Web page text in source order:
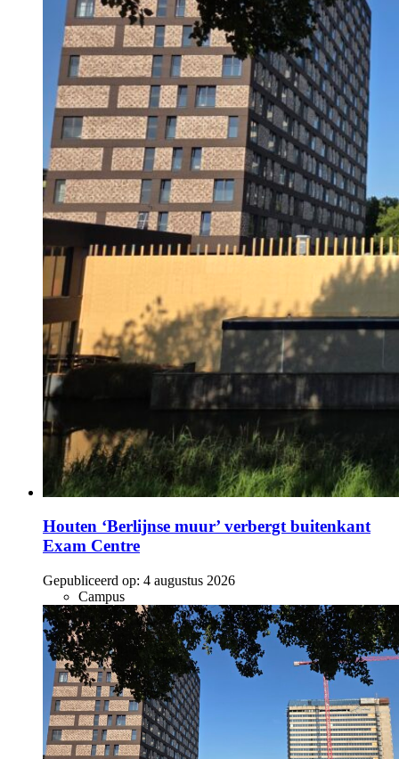
Houten ‘Berlijnse muur’ verbergt buitenkant
Exam Centre
Gepubliceerd op: 4 augustus 2026
Campus